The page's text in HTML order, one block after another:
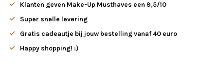
Klanten geven Make-Up Musthaves een 9,5/10
Super snelle levering
Gratis cadeautje bij jouw bestelling vanaf 40 euro
Happy shopping! :)